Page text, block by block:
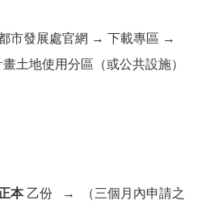
市發展處官網 → 下載專區 →
土地使用分區（或公共設施）
本 乙份 → （三個月內申請之